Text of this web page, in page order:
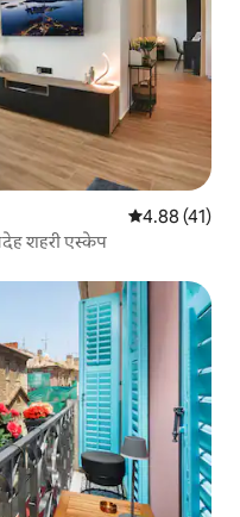
औसत रेटिंग 5 में
4.88 (41)
शहरी एस्केप